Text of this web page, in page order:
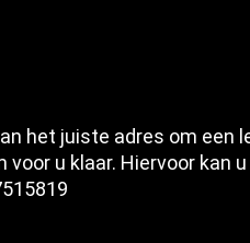
het juiste adres om een
u klaar. Hiervoor kan